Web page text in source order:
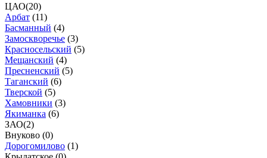
ЦАО(20)
Арбат (11)
Басманный (4)
Замоскворечье (3)
Красносельский (5)
Мещанский (4)
Пресненский (5)
Таганский (6)
Тверской (5)
Хамовники (3)
Якиманка (6)
ЗАО(2)
Внуково (0)
Дорогомилово (1)